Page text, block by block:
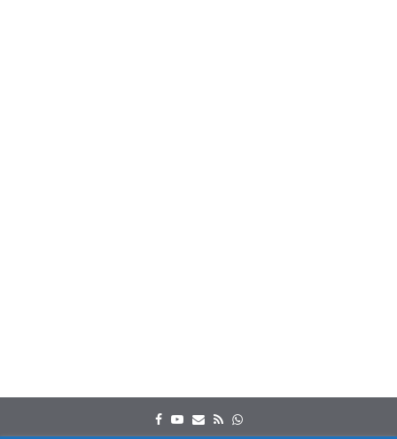
Facebook
Youtube
Email
RssWhatsapp